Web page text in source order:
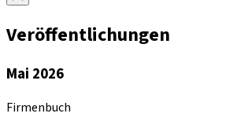
Veröffentlichungen
Mai 2026
Firmenbuch